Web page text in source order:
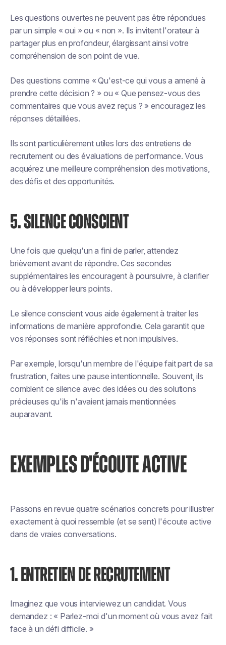
Les questions ouvertes ne peuvent pas être répondues
par un simple « oui » ou « non ». Ils invitent l'orateur à
partager plus en profondeur, élargissant ainsi votre
compréhension de son point de vue.
Des questions comme « Qu'est-ce qui vous a amené à
prendre cette décision ? » ou « Que pensez-vous des
commentaires que vous avez reçus ? » encouragez les
réponses détaillées.
Ils sont particulièrement utiles lors des entretiens de
recrutement ou des évaluations de performance. Vous
acquérez une meilleure compréhension des motivations,
des défis et des opportunités.
5. SILENCE CONSCIENT
Une fois que quelqu'un a fini de parler, attendez
brièvement avant de répondre. Ces secondes
supplémentaires les encouragent à poursuivre, à clarifier
ou à développer leurs points.
Le silence conscient vous aide également à traiter les
informations de manière approfondie. Cela garantit que
vos réponses sont réfléchies et non impulsives.
Par exemple, lorsqu'un membre de l'équipe fait part de sa
frustration, faites une pause intentionnelle. Souvent, ils
comblent ce silence avec des idées ou des solutions
précieuses qu'ils n'avaient jamais mentionnées
auparavant.
EXEMPLES D'ÉCOUTE ACTIVE
Passons en revue quatre scénarios concrets pour illustrer
exactement à quoi ressemble (et se sent) l'écoute active
dans de vraies conversations.
1. ENTRETIEN DE RECRUTEMENT
Imaginez que vous interviewez un candidat. Vous
demandez : « Parlez-moi d'un moment où vous avez fait
face à un défi difficile. »